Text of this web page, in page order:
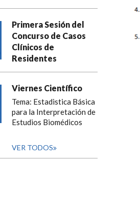
Primera Sesión del
Concurso de Casos
Clínicos de
Residentes
Viernes Científico
Tema: Estadistica Básica
para la Interpretación de
Estudios Biomédicos
VER TODOS